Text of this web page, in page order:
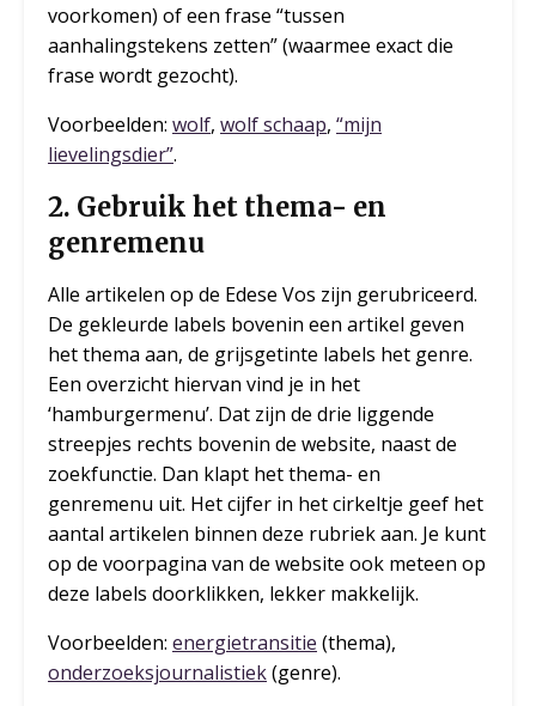
voorkomen) of een frase “tussen
aanhalingstekens zetten” (waarmee exact die
frase wordt gezocht).
Voorbeelden: wolf, wolf schaap, “mijn
lievelingsdier”.
2. Gebruik het thema- en
genremenu
Alle artikelen op de Edese Vos zijn gerubriceerd.
De gekleurde labels bovenin een artikel geven
het thema aan, de grijsgetinte labels het genre.
Een overzicht hiervan vind je in het
‘hamburgermenu’. Dat zijn de drie liggende
streepjes rechts bovenin de website, naast de
zoekfunctie. Dan klapt het thema- en
genremenu uit. Het cijfer in het cirkeltje geef het
aantal artikelen binnen deze rubriek aan. Je kunt
op de voorpagina van de website ook meteen op
deze labels doorklikken, lekker makkelijk.
Voorbeelden: energietransitie (thema),
onderzoeksjournalistiek(genre).